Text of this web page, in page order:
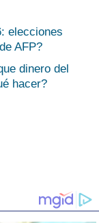
elecciones
AFP?
dinero del
hacer?